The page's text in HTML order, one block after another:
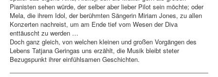
Pianisten sehen würde, der selber aber lieber Pilot sein möchte; oder
Mela, die ihrem Idol, der berühmten Sängerin Miriam Jones, zu allen
Konzerten nachreist, um am Ende tief vom Wesen der Diva
enttäuscht zu werden …
Doch ganz gleich, von welchen kleinen und großen Vorgängen des
Lebens Tatjana Geringas uns erzählt, die Musik bleibt steter
Bezugspunkt ihrer einfühlsamen Geschichten.